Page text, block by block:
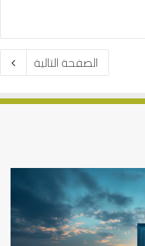
الصفحة التالية